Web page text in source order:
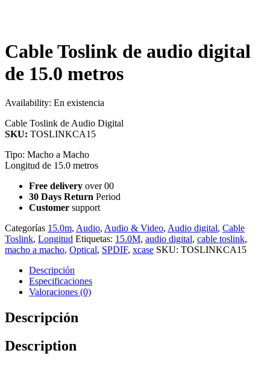
Cable Toslink de audio digital
de 15.0 metros
Availability: En existencia
Cable Toslink de Audio Digital
SKU: TOSLINKCA15
Tipo: Macho a Macho
Longitud de 15.0 metros
Free delivery over 00
30 Days Return Period
Customer support
Categorías 15.0m, Audio, Audio & Video, Audio digital, Cable
Toslink, Longitud Etiquetas: 15.0M, audio digital, cable toslink,
macho a macho, Optical, SPDIF, xcase SKU: TOSLINKCA15
Descripción
Especificaciones
Valoraciones (0)
Descripción
Description